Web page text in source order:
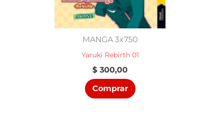
MANGA 3x750
Yaruki Rebirth 01
$ 300,00
Comprar